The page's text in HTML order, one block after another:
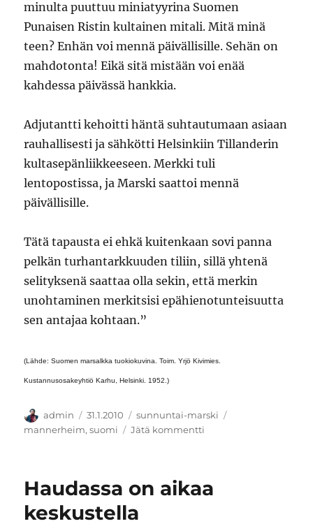
minulta puuttuu miniatyyrina Suomen
Punaisen Ristin kultainen mitali. Mitä minä
teen? Enhän voi mennä päivällisille. Sehän on
mahdotonta! Eikä sitä mistään voi enää
kahdessa päivässä hankkia.
Adjutantti kehoitti häntä suhtautumaan asiaan
rauhallisesti ja sähkötti Helsinkiin Tillanderin
kultasepänliikkeeseen. Merkki tuli
lentopostissa, ja Marski saattoi mennä
päivällisille.
Tätä tapausta ei ehkä kuitenkaan sovi panna
pelkän turhantarkkuuden tiliin, sillä yhtenä
selityksenä saattaa olla sekin, että merkin
unohtaminen merkitsisi epähienotunteisuutta
sen antajaa kohtaan.”
(Lähde: Suomen marsalkka tuokiokuvina. Toim. Yrjö Kivimies.
Kustannusosakeyhtiö Karhu, Helsinki. 1952.)
Kirjoittaja
admin Julkaistu
31.1.2010 Kategoriat
sunnuntai-marski
mannerheim,suomi Jätä kommentti
Haudassa on aikaa
keskustella